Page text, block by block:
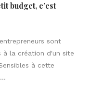
budget, c’est
sont
à la création d'un site
à cette